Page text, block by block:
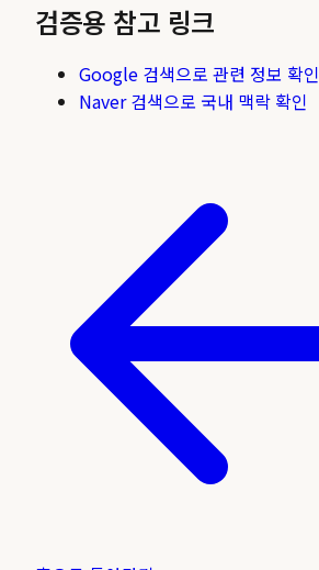
검증용 참고 링크
Google 검색으로 관련 정보 확인
Naver 검색으로 국내 맥락 확인